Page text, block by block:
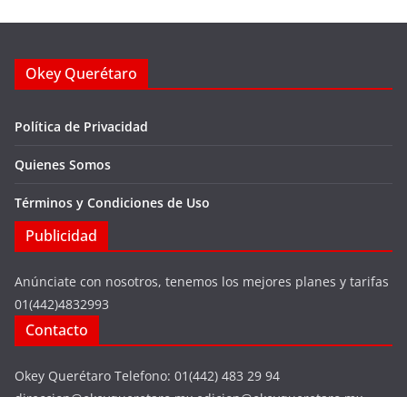
Okey Querétaro
Política de Privacidad
Quienes Somos
Términos y Condiciones de Uso
Publicidad
Anúnciate con nosotros, tenemos los mejores planes y tarifas
01(442)4832993
Contacto
Okey Querétaro Telefono: 01(442) 483 29 94